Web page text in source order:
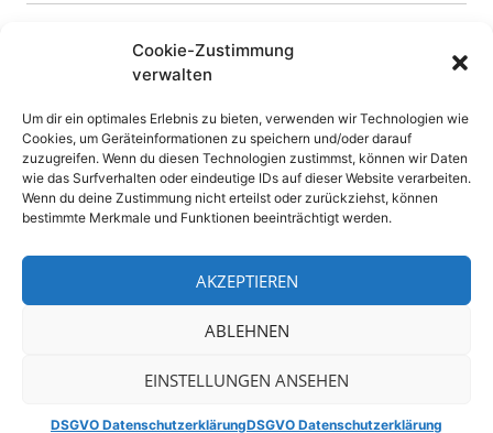
Cookie-Zustimmung
verwalten
Um dir ein optimales Erlebnis zu bieten, verwenden wir Technologien wie
Cookies, um Geräteinformationen zu speichern und/oder darauf
zuzugreifen. Wenn du diesen Technologien zustimmst, können wir Daten
wie das Surfverhalten oder eindeutige IDs auf dieser Website verarbeiten.
Wenn du deine Zustimmung nicht erteilst oder zurückziehst, können
bestimmte Merkmale und Funktionen beeinträchtigt werden.
AKZEPTIEREN
ABLEHNEN
EINSTELLUNGEN ANSEHEN
DSGVO DatenschutzerklärungDSGVO Datenschutzerklärung
Feed der Einträge
Kommentare-Feed
SEITEN
Datenschutz
Impressum
WebPressNews sitemap
Automattic.